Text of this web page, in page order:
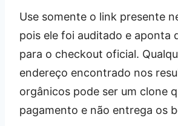
Use somente o link presente
pois ele foi auditado e aponta
para o checkout oficial.
endereço encontrado nos
orgânicos pode ser um clone
pagamento e não entrega os